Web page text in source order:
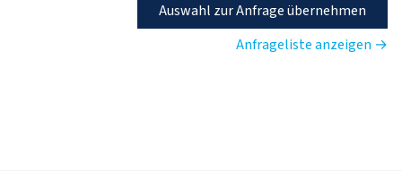
Auswahl zur Anfrage übernehmen
Anfrageliste anzeigen →